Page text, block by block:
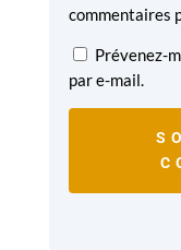
commentaires
Prévenez-
par e-mail.